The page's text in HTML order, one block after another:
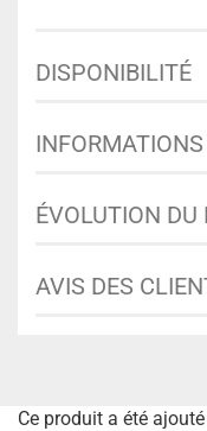
DISPONIBILITÉ
ÉVOLUTION DU
AVIS DES
Ce produit a été